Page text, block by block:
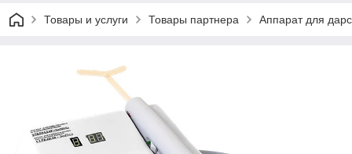
Товары и услуги Товары партнера Аппарат для